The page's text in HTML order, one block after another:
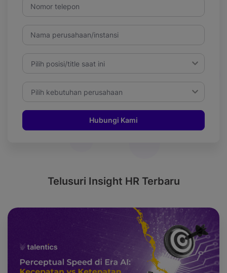
Nomor telepon
Nama perusahaan/instansi
Pilih posisi/title saat ini
Pilih kebutuhan perusahaan
Hubungi Kami
Telusuri Insight HR Terbaru